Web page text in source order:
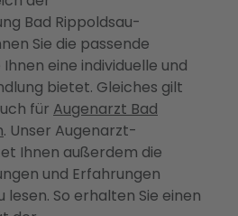
Bad Rippoldsau-
Sie die passende
eine individuelle und
bietet. Gleiches gilt
für Augenarzt Bad
. Unser Augenarzt-
Ihnen außerdem die
und Erfahrungen
So erhalten Sie einen